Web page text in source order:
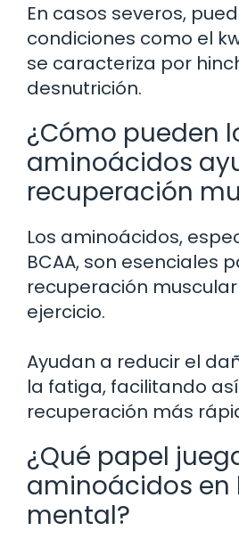
En casos severos,
condiciones como el
se caracteriza por
desnutrición.
¿Cómo pueden
aminoácidos
recuperación
Los aminoácidos,
BCAA, son esenciales
recuperación
ejercicio.
Ayudan a reducir el
la fatiga, facilitando
recuperación más
¿Qué papel
aminoácidos en
mental?